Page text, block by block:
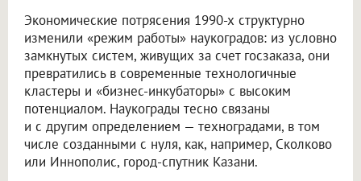
Экономические потрясения 1990-х структурно
изменили «режим работы» наукоградов: из условно
замкнутых систем, живущих за счет госзаказа, они
превратились в современные технологичные
кластеры и «бизнес-инкубаторы» с высоким
потенциалом. Наукограды тесно связаны
и с другим определением — техноградами, в том
числе созданными с нуля, как, например, Сколково
или Иннополис, город-спутник Казани.